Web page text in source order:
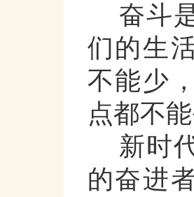
奋斗
们的生
不能少
点都不
新时
的奋进